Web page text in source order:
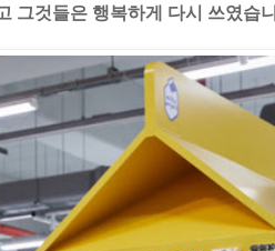
그것들은 행복하게 다시 쓰였습